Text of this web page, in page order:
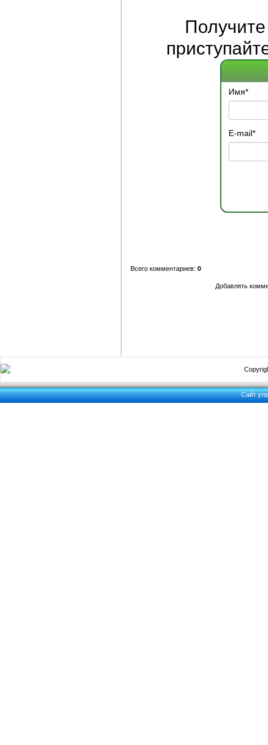
Имя*
E-mail*
Всего комментариев: 0
Добавлять
Сайт